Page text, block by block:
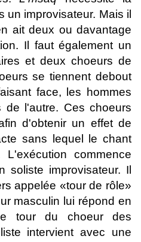
un improvisateur. Mais il
ait deux ou davantage
Il faut également un
et deux choeurs de
se tiennent debout
face, les hommes
de l'autre. Ces choeurs
d'obtenir un effet de
sans lequel le chant
commence
soliste improvisateur. Il
appelée «tour de rôle»
masculin lui répond en
tour du choeur des
intervient avec une